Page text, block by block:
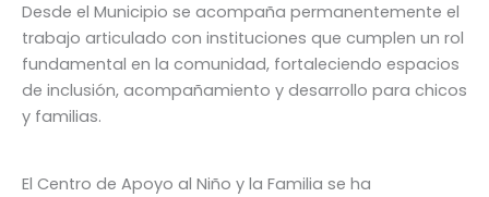
Desde el Municipio se acompaña permanentemente el
trabajo articulado con instituciones que cumplen un rol
fundamental en la comunidad, fortaleciendo espacios
de inclusión, acompañamiento y desarrollo para chicos
y familias.
El Centro de Apoyo al Niño y la Familia se ha